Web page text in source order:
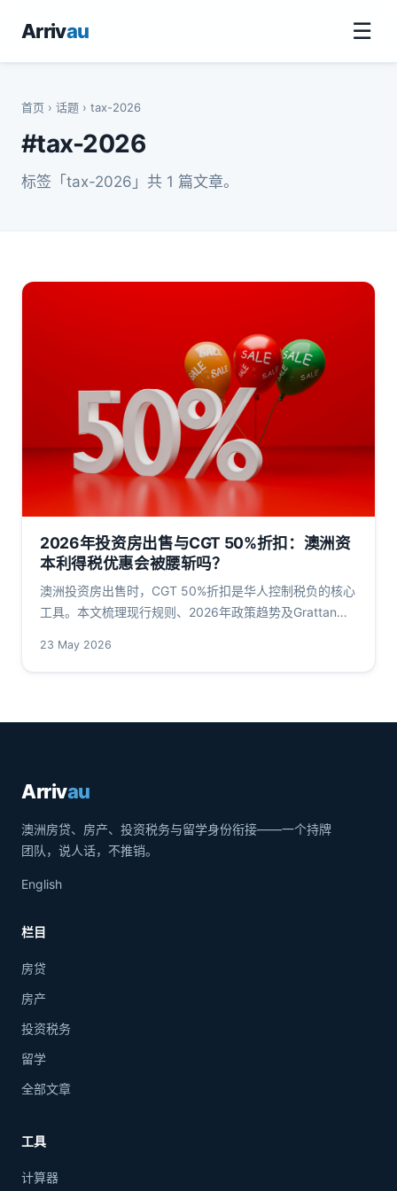
Arrivau ☰
首页 › 话题 › tax-2026
#tax-2026
标签「tax-2026」共 1 篇文章。
2026年投资房出售与CGT 50%折扣：澳洲资
本利得税优惠会被腰斩吗？
澳洲投资房出售时，CGT 50%折扣是华人控制税负的核心
工具。本文梳理现行规则、2026年政策趋势及Grattan
23 May 2026
Arrivau
澳洲房贷、房产、投资税务与留学身份衔接——一个持牌
团队，说人话，不推销。
English
栏目
房贷
房产
投资税务
留学
全部文章
工具
计算器